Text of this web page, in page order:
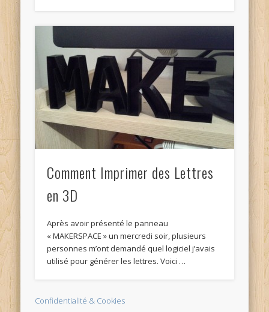
Comment Imprimer des Lettres
en 3D
Après avoir présenté le panneau
« MAKERSPACE » un mercredi soir, plusieurs
personnes m’ont demandé quel logiciel j’avais
utilisé pour générer les lettres. Voici …
Confidentialité & Cookies